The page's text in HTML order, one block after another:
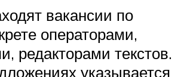
вакансии по
операторами,
редакторами текстов.
указывается